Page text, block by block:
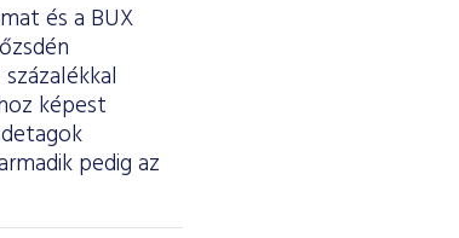
és a BUX
képest
pedig az